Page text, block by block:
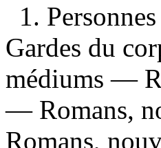
1.
Gardes du
médiums —
— Romans,
Romans,